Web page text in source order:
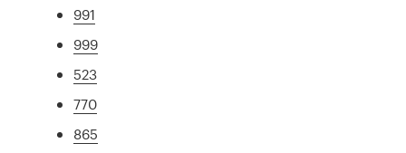
991
999
523
770
865